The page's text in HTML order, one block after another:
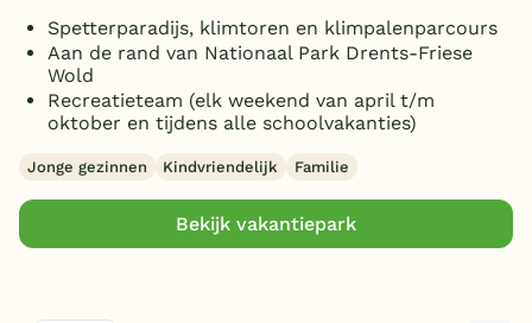
Spetterparadijs, klimtoren en klimpalenparcours
Aan de rand van Nationaal Park Drents-Friese
Wold
Recreatieteam (elk weekend van april t/m
oktober en tijdens alle schoolvakanties)
Jonge gezinnen Kindvriendelijk Familie
Bekijk vakantiepark